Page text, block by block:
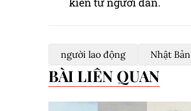
người lao động Nhật Bản
BÀI LIÊN QUAN